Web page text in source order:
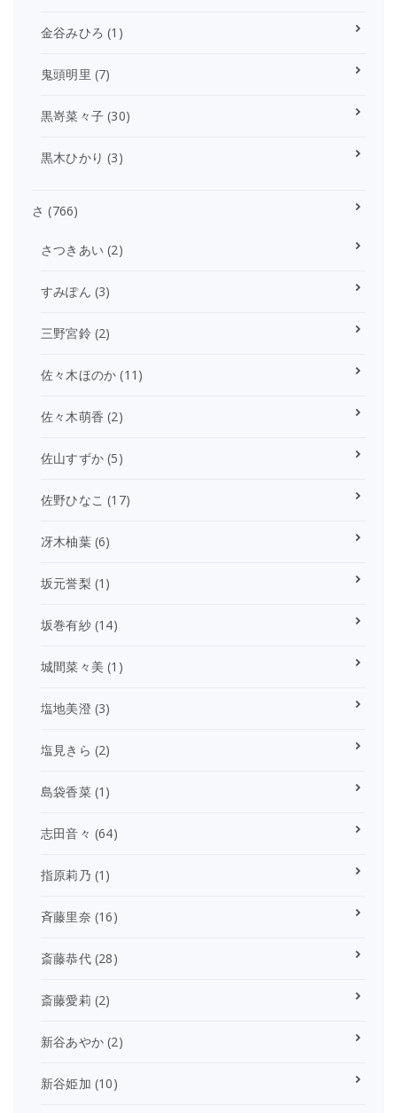
金谷みひろ (1)
鬼頭明里 (7)
黒嵜菜々子 (30)
黒木ひかり (3)
さ (766)
さつきあい (2)
すみぽん (3)
三野宮鈴(2)
佐々木ほのか (11)
佐々木萌香 (2)
佐山すずか (5)
佐野ひなこ (17)
冴木柚葉(6)
坂元誉梨 (1)
坂巻有紗(14)
城間菜々美 (1)
塩地美澄(3)
塩見きら (2)
島袋香菜(1)
志田音々 (64)
指原莉乃 (1)
斉藤里奈 (16)
斎藤恭代(28)
斎藤愛莉 (2)
新谷あやか (2)
新谷姫加 (10)